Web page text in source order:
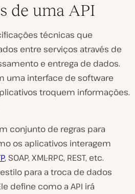
de uma API
técnicas que
entre serviços através de
e entrega de dados.
uma interface de software
troquem informações.
conjunto de regras para
os aplicativos interagem
, SOAP, XML-RPC, REST, etc.
para a troca de dados
define como a API irá